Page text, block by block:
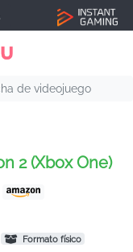
de videojuego
2 (Xbox One)
Formato físico